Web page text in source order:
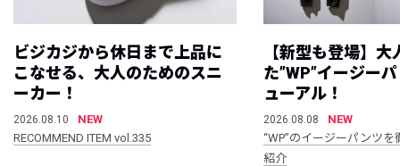
ビジカジから休日まで上品に
こなせる、大人のためのスニ
ーカー！
2026.08.10
NEW
RECOMMEND ITEM vol.335
【新型も登場】大
た”WP”イージー
ューアル！
2026.08.08
NEW
“WP”のイージーパンツ
紹介